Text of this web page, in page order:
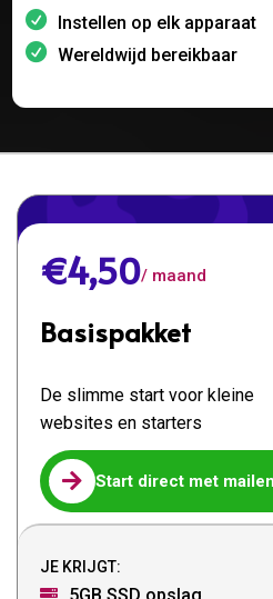
Instellen op elk apparaat
Wereldwijd bereikbaar
€4,50/ maand
Basispakket
De slimme start voor kleine
websites en starters
 Start direct met mailen
JE KRIJGT: